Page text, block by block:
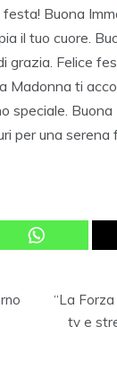
Buona
il tuo cuore.
grazia. Felice
Madonna ti
speciale. Buona
per una serena
“La
tv e